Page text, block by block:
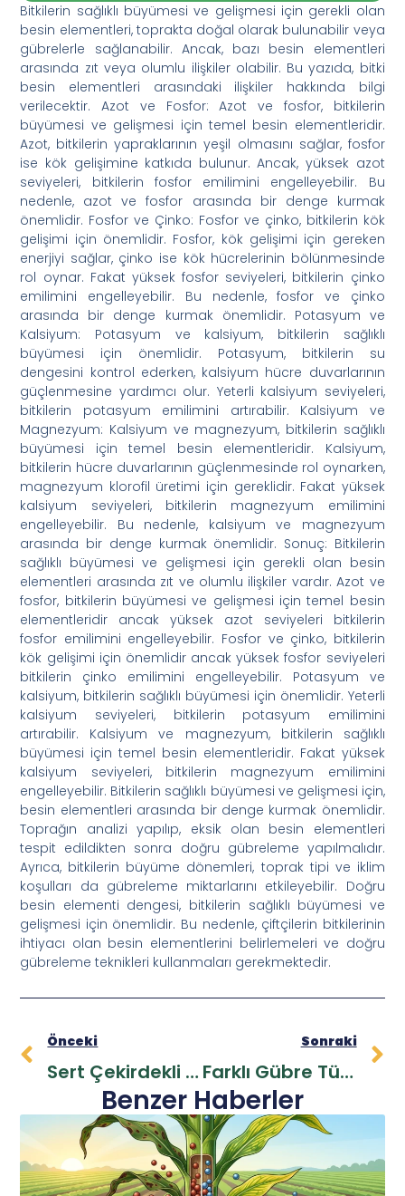
Bitkilerin sağlıklı büyümesi ve gelişmesi için gerekli olan
besin elementleri, toprakta doğal olarak bulunabilir veya
gübrelerle sağlanabilir. Ancak, bazı besin elementleri
arasında zıt veya olumlu ilişkiler olabilir. Bu yazıda, bitki
besin elementleri arasındaki ilişkiler hakkında bilgi
verilecektir. Azot ve Fosfor: Azot ve fosfor, bitkilerin
büyümesi ve gelişmesi için temel besin elementleridir.
Azot, bitkilerin yapraklarının yeşil olmasını sağlar, fosfor
ise kök gelişimine katkıda bulunur. Ancak, yüksek azot
seviyeleri, bitkilerin fosfor emilimini engelleyebilir. Bu
nedenle, azot ve fosfor arasında bir denge kurmak
önemlidir. Fosfor ve Çinko: Fosfor ve çinko, bitkilerin kök
gelişimi için önemlidir. Fosfor, kök gelişimi için gereken
enerjiyi sağlar, çinko ise kök hücrelerinin bölünmesinde
rol oynar. Fakat yüksek fosfor seviyeleri, bitkilerin çinko
emilimini engelleyebilir. Bu nedenle, fosfor ve çinko
arasında bir denge kurmak önemlidir. Potasyum ve
Kalsiyum: Potasyum ve kalsiyum, bitkilerin sağlıklı
büyümesi için önemlidir. Potasyum, bitkilerin su
dengesini kontrol ederken, kalsiyum hücre duvarlarının
güçlenmesine yardımcı olur. Yeterli kalsiyum seviyeleri,
bitkilerin potasyum emilimini artırabilir. Kalsiyum ve
Magnezyum: Kalsiyum ve magnezyum, bitkilerin sağlıklı
büyümesi için temel besin elementleridir. Kalsiyum,
bitkilerin hücre duvarlarının güçlenmesinde rol oynarken,
magnezyum klorofil üretimi için gereklidir. Fakat yüksek
kalsiyum seviyeleri, bitkilerin magnezyum emilimini
engelleyebilir. Bu nedenle, kalsiyum ve magnezyum
arasında bir denge kurmak önemlidir. Sonuç: Bitkilerin
sağlıklı büyümesi ve gelişmesi için gerekli olan besin
elementleri arasında zıt ve olumlu ilişkiler vardır. Azot ve
fosfor, bitkilerin büyümesi ve gelişmesi için temel besin
elementleridir ancak yüksek azot seviyeleri bitkilerin
fosfor emilimini engelleyebilir. Fosfor ve çinko, bitkilerin
kök gelişimi için önemlidir ancak yüksek fosfor seviyeleri
bitkilerin çinko emilimini engelleyebilir. Potasyum ve
kalsiyum, bitkilerin sağlıklı büyümesi için önemlidir. Yeterli
kalsiyum seviyeleri, bitkilerin potasyum emilimini
artırabilir. Kalsiyum ve magnezyum, bitkilerin sağlıklı
büyümesi için temel besin elementleridir. Fakat yüksek
kalsiyum seviyeleri, bitkilerin magnezyum emilimini
engelleyebilir. Bitkilerin sağlıklı büyümesi ve gelişmesi için,
besin elementleri arasında bir denge kurmak önemlidir.
Toprağın analizi yapılıp, eksik olan besin elementleri
tespit edildikten sonra doğru gübreleme yapılmalıdır.
Ayrıca, bitkilerin büyüme dönemleri, toprak tipi ve iklim
koşulları da gübreleme miktarlarını etkileyebilir. Doğru
besin elementi dengesi, bitkilerin sağlıklı büyümesi ve
gelişmesi için önemlidir. Bu nedenle, çiftçilerin bitkilerinin
ihtiyacı olan besin elementlerini belirlemeleri ve doğru
gübreleme teknikleri kullanmaları gerekmektedir.
Önceki
Sert Çekirdekli Meyve Ağaçlarının Gübrelenmesi (Kiraz, Vişne, Erik, Kayısı, Şeftali, Nektarin)
Sonraki
Farklı Gübre Türleri Ve Kullanım Alanları: Tarımsal Verimliliği Artırmak İçin Doğru Gübre Seçimi
Benzer Haberler